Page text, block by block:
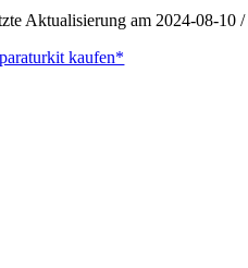
Aktualisierung am 2024-08-10
kaufen*